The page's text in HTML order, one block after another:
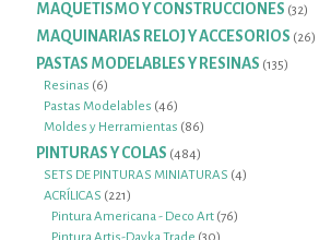
MAQUETISMO Y CONSTRUCCIONES 3232
MAQUINARIAS RELOJ Y ACCESORIOS 2626
PASTAS MODELABLES Y RESINAS 135135
Resinas 66
productos
Pastas Modelables 4646
productos
Moldes y Herramientas 8686
PINTURAS Y COLAS 484484
productos
SETS DE PINTURAS MINIATURAS 44
ACRÍLICAS 221221
productos
Pintura Americana - Deco Art 7676
Pintura Artis-Dayka Trade 3030